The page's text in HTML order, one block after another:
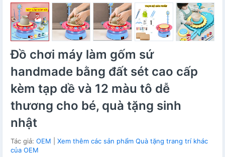
Đồ chơi máy làm gốm sứ
handmade bằng đất sét cao cấp
kèm tạp dề và 12 màu tô dễ
thương cho bé, quà tặng sinh
nhật
Tác giả: OEM
Xem thêm các sản phẩm Quà tặng trang trí khác
của OEM